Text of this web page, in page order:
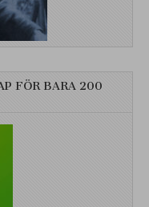
FÖR BARA 200